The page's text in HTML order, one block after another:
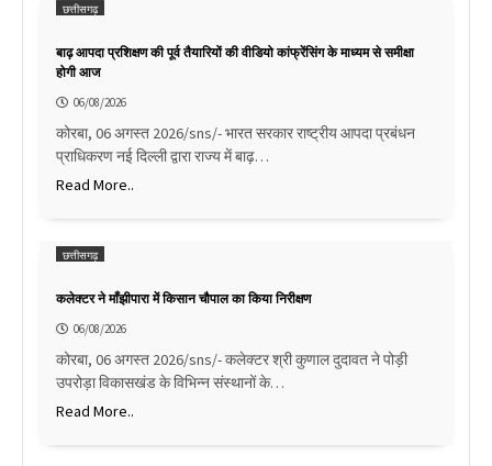
छत्तीसगढ़
बाढ़ आपदा प्रशिक्षण की पूर्व तैयारियों की वीडियो कांफ्रेंसिंग के माध्यम से समीक्षा
होगी आज
06/08/2026
कोरबा, 06 अगस्त 2026/sns/- भारत सरकार राष्ट्रीय आपदा प्रबंधन
प्राधिकरण नई दिल्ली द्वारा राज्य में बाढ़…
Read More..
छत्तीसगढ़
कलेक्टर ने माँझीपारा में किसान चौपाल का किया निरीक्षण
06/08/2026
कोरबा, 06 अगस्त 2026/sns/- कलेक्टर श्री कुणाल दुदावत ने पोड़ी
उपरोड़ा विकासखंड के विभिन्न संस्थानों के…
Read More..